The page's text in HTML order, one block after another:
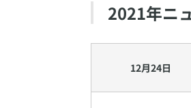
2021年ニ
12月24日